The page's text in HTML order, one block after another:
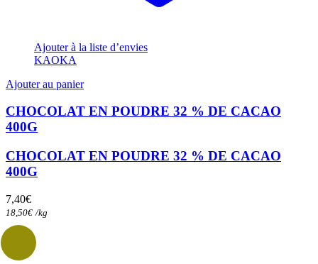
Ajouter à la liste d’envies
KAOKA
Ajouter au panier
CHOCOLAT EN POUDRE 32 % DE CACAO
400G
CHOCOLAT EN POUDRE 32 % DE CACAO
400G
7,40€
18,50€ /kg